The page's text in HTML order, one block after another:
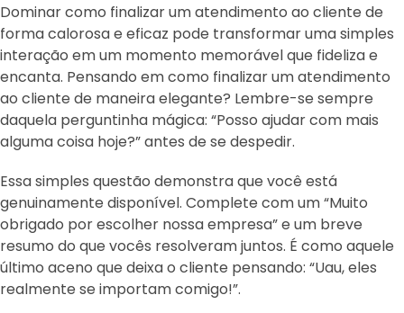
Dominar como finalizar um atendimento ao cliente de
forma calorosa e eficaz pode transformar uma simples
interação em um momento memorável que fideliza e
encanta. Pensando em como finalizar um atendimento
ao cliente de maneira elegante? Lembre-se sempre
daquela perguntinha mágica: “Posso ajudar com mais
alguma coisa hoje?” antes de se despedir.
Essa simples questão demonstra que você está
genuinamente disponível. Complete com um “Muito
obrigado por escolher nossa empresa” e um breve
resumo do que vocês resolveram juntos. É como aquele
último aceno que deixa o cliente pensando: “Uau, eles
realmente se importam comigo!”.